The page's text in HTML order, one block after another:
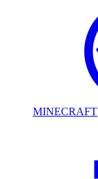
MINECRAFT